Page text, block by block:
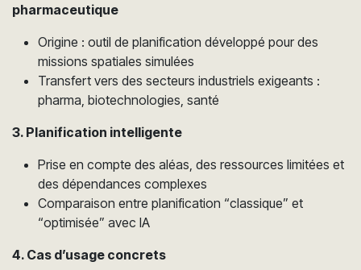
pharmaceutique
Origine : outil de planification développé pour des
missions spatiales simulées
Transfert vers des secteurs industriels exigeants :
pharma, biotechnologies, santé
3. Planification intelligente
Prise en compte des aléas, des ressources limitées et
des dépendances complexes
Comparaison entre planification “classique” et
“optimisée” avec IA
4. Cas d’usage concrets